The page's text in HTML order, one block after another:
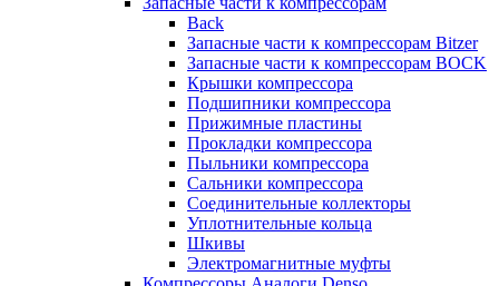
Back
Запасные части к компрессорам Bitzer
Запасные части к компрессорам BOCK
Крышки компрессора
Подшипники компрессора
Прижимные пластины
Прокладки компрессора
Пыльники компрессора
Сальники компрессора
Соединительные коллекторы
Уплотнительные кольца
Шкивы
Электромагнитные муфты